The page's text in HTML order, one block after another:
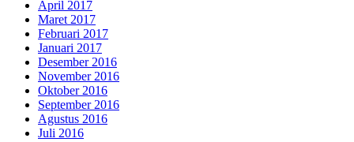
April 2017
Maret 2017
Februari 2017
Januari 2017
Desember 2016
November 2016
Oktober 2016
September 2016
Agustus 2016
Juli 2016